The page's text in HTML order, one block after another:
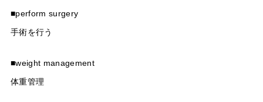
■perform surgery
手術を行う
■weight management
体重管理